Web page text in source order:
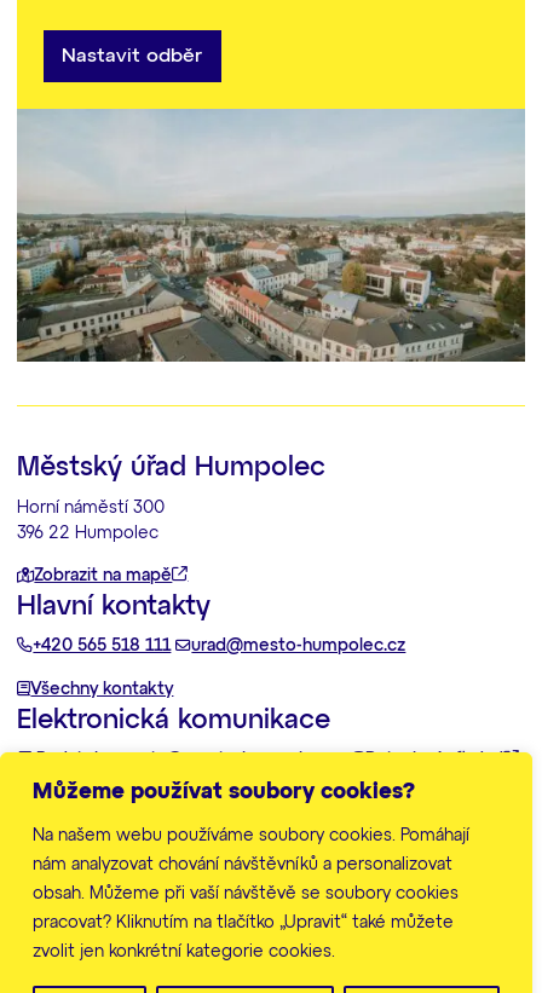
Můžeme používat soubory cookies?
Na našem webu používáme soubory cookies. Pomáhají
nám analyzovat chování návštěvníků a personalizovat
obsah. Můžeme při vaší návštěvě se soubory cookies
pracovat? Kliknutím na tlačítko „Upravit“ také můžete
zvolit jen konkrétní kategorie cookies.
Nastavit odběr
Městský úřad Humpolec
Horní náměstí 300
396 22 Humpolec
Zobrazit na mapě
Hlavní kontakty
+420 565 518 111 urad@mesto-humpolec.cz
Všechny kontakty
Elektronická komunikace
Další informace
Zpracování osobních údajů
Prohlášení o přístupnosti
Nastavení cookies